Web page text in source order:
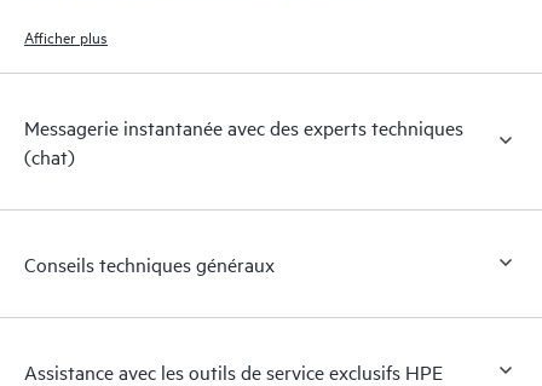
Afficher plus
Messagerie instantanée avec des experts techniques
(chat)
Conseils techniques généraux
Assistance avec les outils de service exclusifs HPE